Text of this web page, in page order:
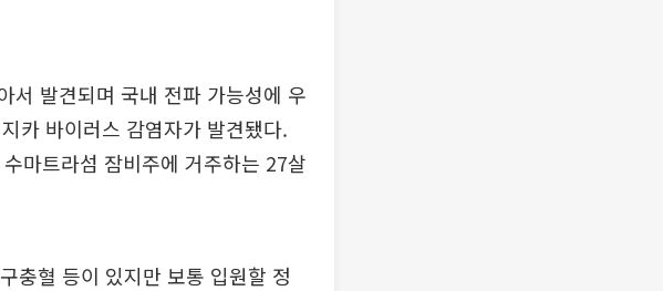
서 발견되며 국내 전파 가능성에 우
카 바이러스 감염자가 발견됐다.
마트라섬 잠비주에 거주하는 27살
충혈 등이 있지만 보통 입원할 정